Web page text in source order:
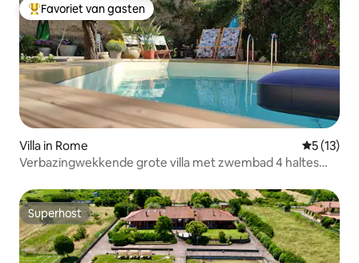
Topfavoriet van gasten
Favoriet van gasten
Villa in Rome
5 (13)
Verbazingwekkende grote villa met zwembad 4 haltes
Superhost
Superhost